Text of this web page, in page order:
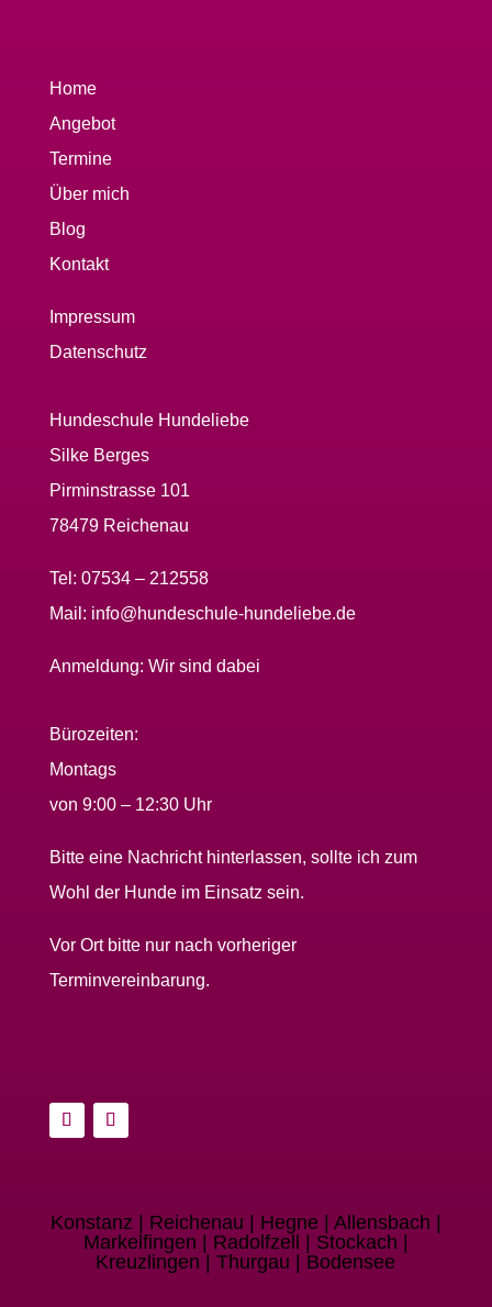
Home
Angebot
Termine
Über mich
Blog
Kontakt
Impressum
Datenschutz
Hundeschule Hundeliebe
Silke Berges
Pirminstrasse 101
78479 Reichenau
Tel: 07534 – 212558
Mail: info@hundeschule-hundeliebe.de
Anmeldung: Wir sind dabei
Bürozeiten:
Montags
von 9:00 – 12:30 Uhr
Bitte eine Nachricht hinterlassen, sollte ich zum
Wohl der Hunde im Einsatz sein.
Vor Ort bitte nur nach vorheriger
Terminvereinbarung.
Konstanz | Reichenau | Hegne | Allensbach |
Markelfingen | Radolfzell | Stockach |
Kreuzlingen | Thurgau | Bodensee